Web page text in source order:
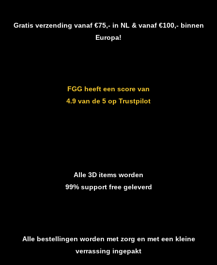
Gratis verzending vanaf €75,- in NL & vanaf €100,- binnen
Europa!
FGG heeft een score van
4.9 van de 5 op Trustpilot
Alle 3D items worden
99% support free geleverd
Alle bestellingen worden met zorg en met een kleine
verrassing ingepakt